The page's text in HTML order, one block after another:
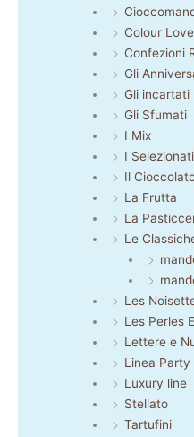
Colour
Confezioni
Gli
Gli incartati
Gli Sfumati
I Mix
I Selezionati
Il
La Frutta
La
Le
Les
Les Perles
Lettere e
Linea Party
Luxury line
Stellato
Tartufini